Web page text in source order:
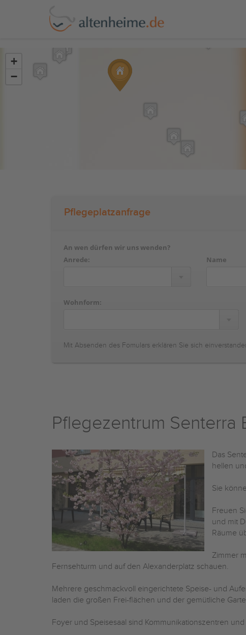
+
−
Pflegeplatzanfrage
An wen dürfen wir uns wenden?
Anrede:
Name
Wohnform:
Mit Absenden des Fomulars erklären Sie sich
Pflegezentrum Senterra
Das
hellen
Sie
Freuen
und mit
Räume
Zimmer
Fernsehturm und auf den Alexanderplatz schauen.
Mehrere geschmackvoll eingerichtete Speise- und
laden die großen Frei-flächen und der gemütliche
Foyer und Speisesaal sind Kommunikationszentren